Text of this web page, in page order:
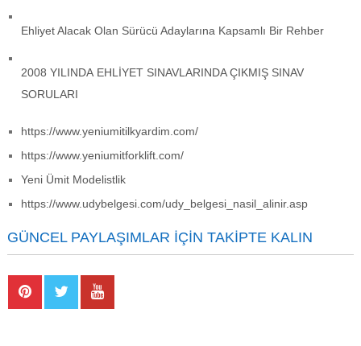
Ehliyet Alacak Olan Sürücü Adaylarına Kapsamlı Bir Rehber
2008 YILINDA EHLİYET SINAVLARINDA ÇIKMIŞ SINAV
SORULARI
https://www.yeniumitilkyardim.com/
https://www.yeniumitforklift.com/
Yeni Ümit Modelistlik
https://www.udybelgesi.com/udy_belgesi_nasil_alinir.asp
GÜNCEL PAYLAŞIMLAR İÇIN TAKIPTE KALIN